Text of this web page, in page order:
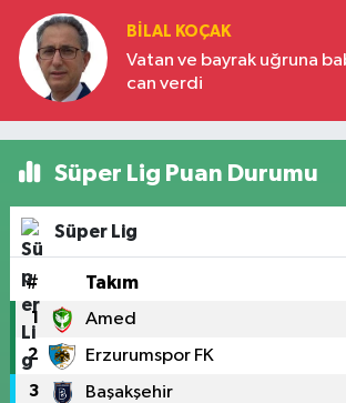
BILAL KOÇAK
Vatan ve bayrak uğruna
can verdi
Süper Lig Puan Durumu
Süper Lig
# Takım
1 Amed
2 Erzurumspor FK
3 Başakşehir